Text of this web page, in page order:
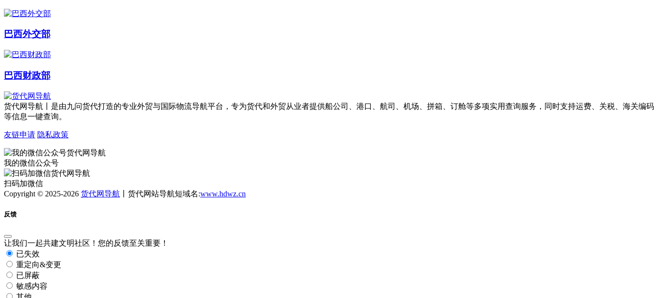
巴西外交部
巴西财政部
货代网导航丨是由九问货代打造的专业外贸与国际物流导航平台，专为货代和外贸从业者提供船公司、港口、航司、机场、拼箱、订舱等多项实用查询服务，同时支持运费、关税、海关编码
等信息一键查询。
友链申请 隐私政策
我的微信公众号
扫码加微信
Copyright © 2025-2026 货代网导航 丨货代网站导航短域名:www.hdwz.cn
反馈
让我们一起共建文明社区！您的反馈至关重要！
已失效
重定向&变更
已屏蔽
敏感内容